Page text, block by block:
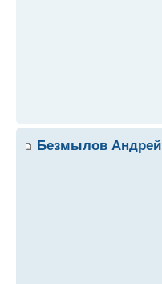
Безмылов Андрей